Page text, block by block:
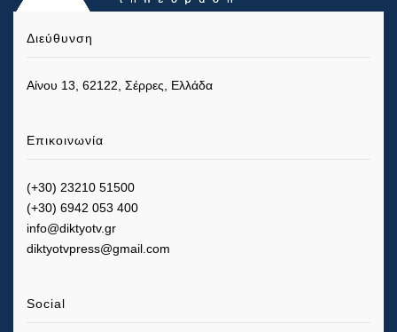
Διεύθυνση
Αίνου 13, 62122, Σέρρες, Ελλάδα
Επικοινωνία
(+30) 23210 51500
(+30) 6942 053 400
info@diktyotv.gr
diktyotvpress@gmail.com
Social